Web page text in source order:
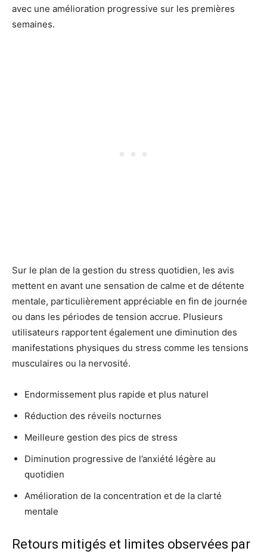
avec une amélioration progressive sur les premières
semaines.
Sur le plan de la gestion du stress quotidien, les avis
mettent en avant une sensation de calme et de détente
mentale, particulièrement appréciable en fin de journée
ou dans les périodes de tension accrue. Plusieurs
utilisateurs rapportent également une diminution des
manifestations physiques du stress comme les tensions
musculaires ou la nervosité.
Endormissement plus rapide et plus naturel
Réduction des réveils nocturnes
Meilleure gestion des pics de stress
Diminution progressive de l’anxiété légère au
quotidien
Amélioration de la concentration et de la clarté
mentale
Retours mitigés et limites observées par